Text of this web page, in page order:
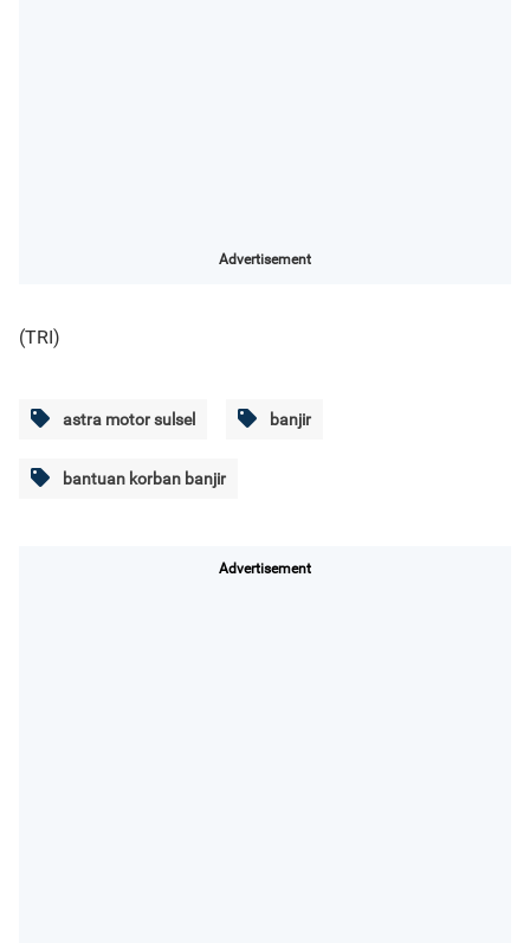
Advertisement
(TRI)
astra motor sulsel banjir
bantuan korban banjir
Advertisement